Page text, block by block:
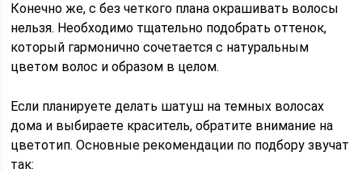
Конечно же, с без четкого плана окрашивать волосы
нельзя. Необходимо тщательно подобрать оттенок,
который гармонично сочетается с натуральным
цветом волос и образом в целом.
Если планируете делать шатуш на темных волосах
дома и выбираете краситель, обратите внимание на
цветотип. Основные рекомендации по подбору звучат
так: